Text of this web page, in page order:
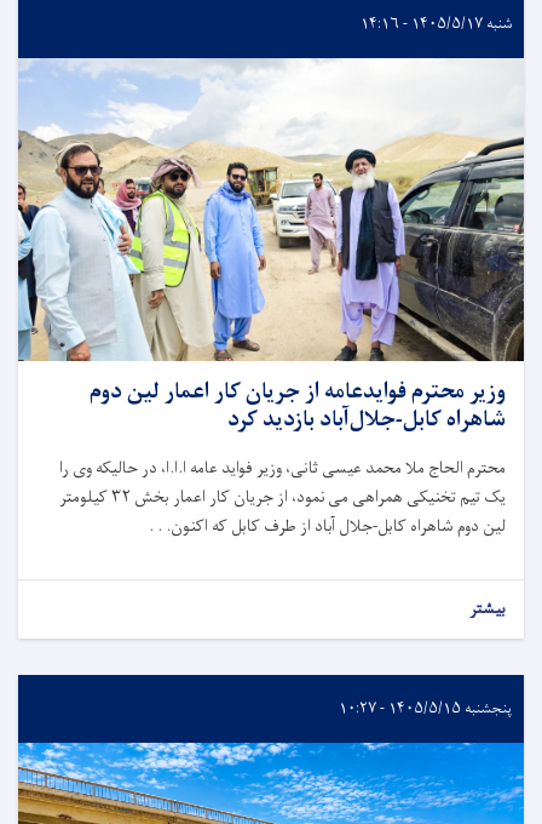
شنبه ۱۴۰۵/۵/۱۷ - ۱۴:۱۶
وزیر محترم فوایدعامه از جریان کار اعمار لین دوم
شاهراه کابل-جلال‌آباد بازدید کرد
محترم الحاج ملا محمد عیسی ثانی، وزیر فواید عامه ا.ا.ا، در حالیکه وی را
یک تیم تخنیکی همراهی می نمود، از جریان کار اعمار بخش ۳۲کیلومتر
لین دوم شاهراه کابل-جلال آباد از طرف کابل که اکنون. . .
بیشتر
پنجشنبه ۱۴۰۵/۵/۱۵ - ۱۰:۲۷